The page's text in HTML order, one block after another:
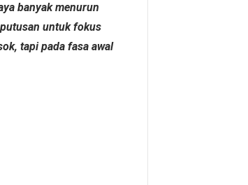
banyak menurun
untuk fokus
tapi pada fasa awal